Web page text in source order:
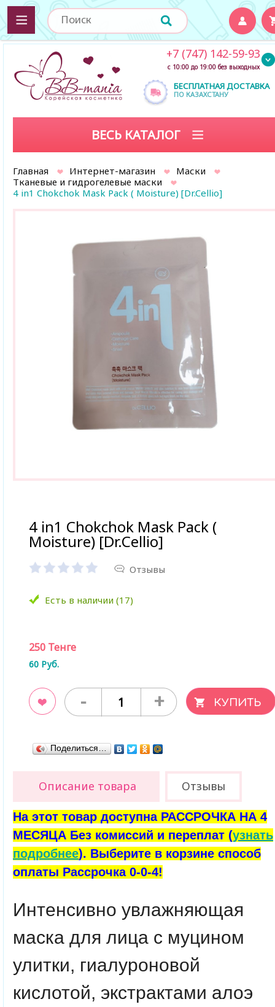
БЕСПЛАТНАЯ ДОСТАВКА
ПО КАЗАХСТАНУ
+7 (747) 142-59-93
с 10:00 до 19:00 без выходных
ВЕСЬ КАТАЛОГ
Главная Интернет-магазин
Маски
Тканевые и гидрогелевые маски
4 in1 Chokchok Mask Pack ( Moisture) [Dr.Cellio]
4 in1 Chokchok Mask Pack (
Moisture) [Dr.Cellio]
Отзывы
Есть в наличии (17)
250 Тенге
60 Руб.
- +
Поделиться…
Описание товара Отзывы
На этот товар доступна РАССРОЧКА НА 4
МЕСЯЦА Без комиссий и переплат (узнать
подробнее). Выберите в корзине способ
оплаты Рассрочка 0-0-4!
Интенсивно увлажняющая
маска для лица с муцином
улитки, гиалуроновой
кислотой, экстрактами алоэ